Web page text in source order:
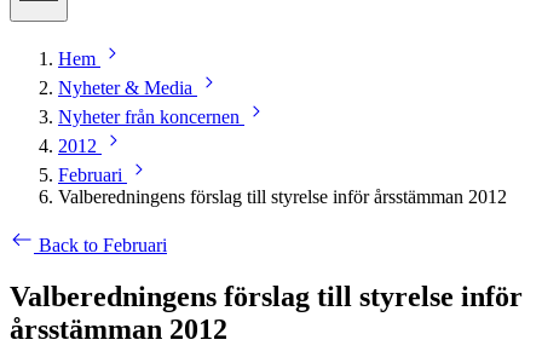
Hem
Nyheter & Media
Nyheter från koncernen
2012
Februari
Valberedningens förslag till styrelse inför årsstämman 2012
Back to Februari
Valberedningens förslag till styrelse inför
årsstämman 2012